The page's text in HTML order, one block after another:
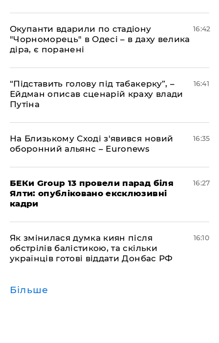
​Окупанти вдарили по стадіону
"Чорноморець" в Одесі – в даху велика
діра, є поранені
16:42
​“Підставить голову під табакерку”, –
Ейдман описав сценарій краху влади
Путіна
16:41
На Близькому Сході з'явився новий
оборонний альянс – Euronews
16:35
БЕКи Group 13 провели парад біля
Ялти: опубліковано ексклюзивні
кадри
16:27
Як змінилася думка киян після
обстрілів балістикою, та скільки
українців готові віддати Донбас РФ
16:10
Більше